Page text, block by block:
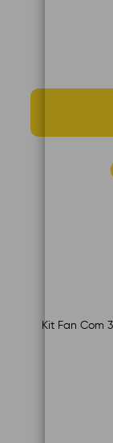
Kit Fan Com